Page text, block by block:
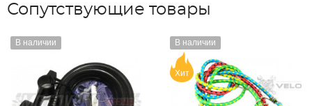
Сопутствующие товары
В наличии В наличии
Хит